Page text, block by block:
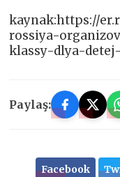
kaynak:https://
rossiya-
klassy-dlya-
Paylaş:
Facebook